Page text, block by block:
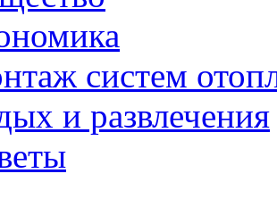
систем
и развлечения